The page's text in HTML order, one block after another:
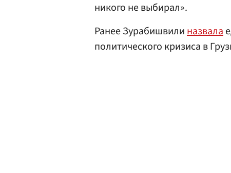
никого не выбирал».
Ранее Зурабишвилиназвала
политического кризиса в